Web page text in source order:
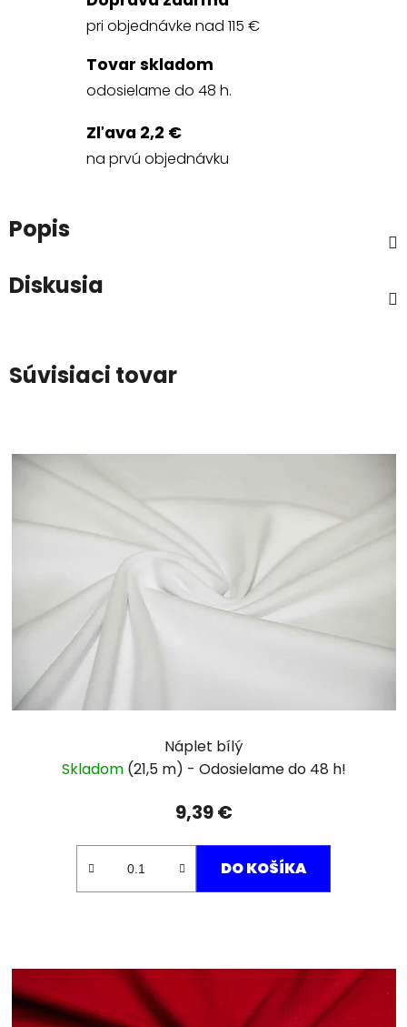
pri objednávke nad 115 €
Tovar skladom
odosielame do 48 h.
Zľava 2,2 €
na prvú objednávku
Popis
Diskusia
Súvisiaci tovar
Náplet bílý
Skladom (21,5 m)
9,39 €
DO KOŠÍKA